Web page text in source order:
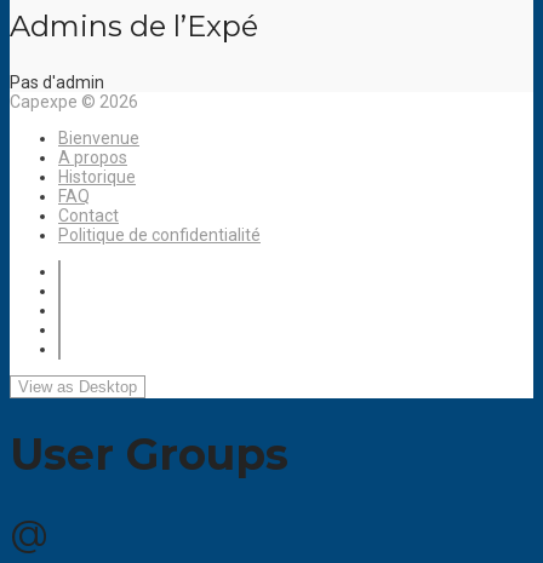
Admins de l’Expé
Pas d'admin
Capexpe © 2026
Bienvenue
A propos
Historique
FAQ
Contact
Politique de confidentialité
User Groups
@